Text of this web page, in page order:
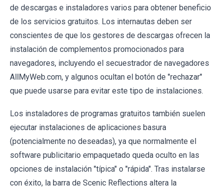
de descargas e instaladores varios para obtener beneficio
de los servicios gratuitos. Los internautas deben ser
conscientes de que los gestores de descargas ofrecen la
instalación de complementos promocionados para
navegadores, incluyendo el secuestrador de navegadores
AllMyWeb.com, y algunos ocultan el botón de "rechazar"
que puede usarse para evitar este tipo de instalaciones.
Los instaladores de programas gratuitos también suelen
ejecutar instalaciones de aplicaciones basura
(potencialmente no deseadas), ya que normalmente el
software publicitario empaquetado queda oculto en las
opciones de instalación "típica" o "rápida". Tras instalarse
con éxito, la barra de Scenic Reflections altera la